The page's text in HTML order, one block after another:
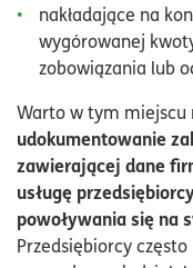
nakładające na
wygórowanej
zobowiązania lub
Warto w tym miejscu
udokumentowanie
zawierającej dane
usługę
powoływania się na
Przedsiębiorcy